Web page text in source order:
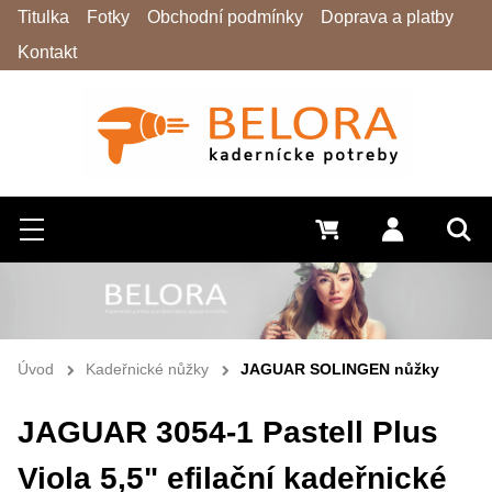
Hledat
Menu Přihlásit
0 Kč
Titulka Fotky Obchodní podmínky
Doprava a platby
Kontakt
Úvod Kadeřnické nůžky JAGUAR SOLINGEN nůžky
JAGUAR 3054-1 Pastell Plus
Viola 5,5" efilační kadeřnické